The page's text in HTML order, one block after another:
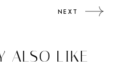
NEXT
ALSO LIKE